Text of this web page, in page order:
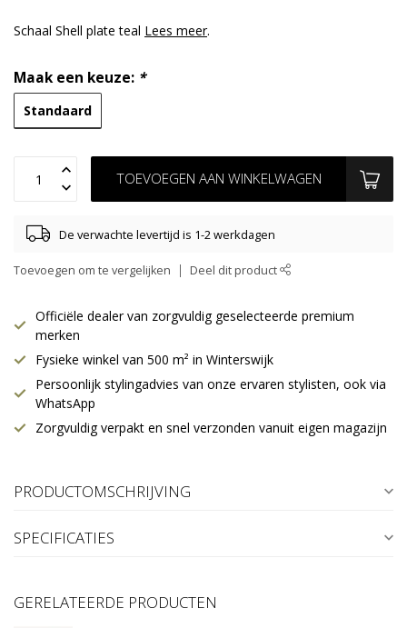
Schaal Shell plate teal Lees meer.
Maak een keuze: *
Standaard
TOEVOEGEN AAN WINKELWAGEN
De verwachte levertijd is 1-2 werkdagen
Toevoegen om te vergelijken Deel dit product
Officiële dealer van zorgvuldig geselecteerde premium
merken
Fysieke winkel van 500 m² in Winterswijk
Persoonlijk stylingadvies van onze ervaren stylisten, ook via
WhatsApp
Zorgvuldig verpakt en snel verzonden vanuit eigen magazijn
PRODUCTOMSCHRIJVING
SPECIFICATIES
GERELATEERDE PRODUCTEN